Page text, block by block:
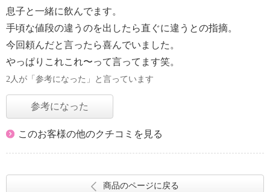
息子と一緒に飲んでます。
手頃な値段の違うのを出したら直ぐに違うとの指摘。
今回頼んだと言ったら喜んでいました。
やっぱりこれこれ〜って言ってます笑。
2人が「参考になった」と言っています
参考になった
このお客様の他のクチコミを見る
商品のページに戻る